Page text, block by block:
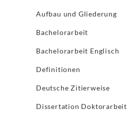
Aufbau und Gliederung
Bachelorarbeit
Bachelorarbeit Englisch
Definitionen
Deutsche Zitierweise
Dissertation Doktorarbeit